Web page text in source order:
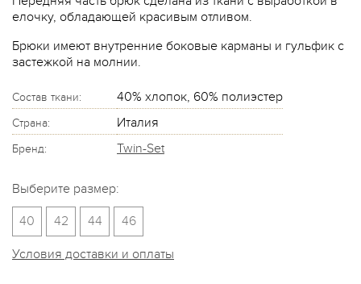
елочку, обладающей красивым отливом.
Брюки имеют внутренние боковые карманы и гульфик с
застежкой на молнии.
Состав ткани: 40% хлопок, 60% полиэстер
Страна: Италия
Бренд: Twin-Set
Выберите размер:
40
42 44 46
Условия доставки и оплаты